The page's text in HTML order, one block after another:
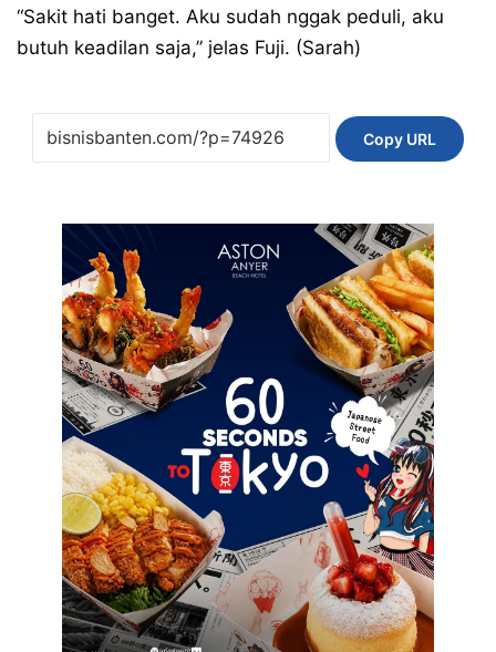
“Sakit hati banget. Aku sudah nggak peduli, aku
butuh keadilan saja,” jelas Fuji. (Sarah)
Copy URL